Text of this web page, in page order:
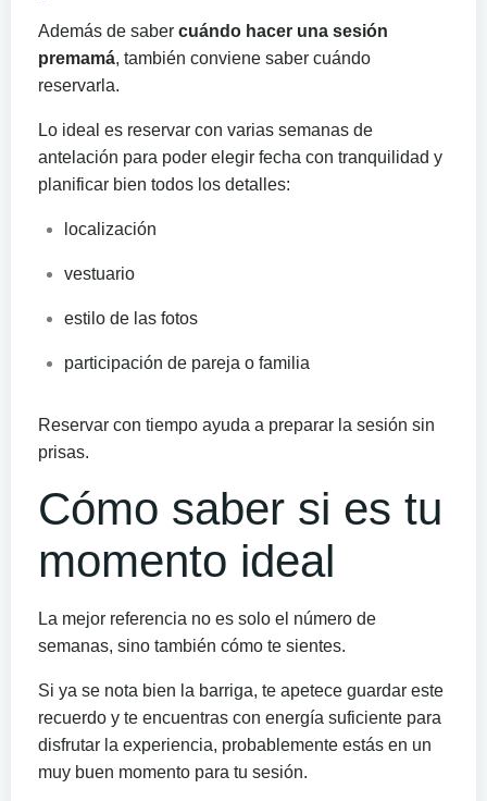
Además de saber cuándo hacer una sesión
premamá, también conviene saber cuándo
reservarla.
Lo ideal es reservar con varias semanas de
antelación para poder elegir fecha con tranquilidad y
planificar bien todos los detalles:
localización
vestuario
estilo de las fotos
participación de pareja o familia
Reservar con tiempo ayuda a preparar la sesión sin
prisas.
Cómo saber si es tu
momento ideal
La mejor referencia no es solo el número de
semanas, sino también cómo te sientes.
Si ya se nota bien la barriga, te apetece guardar este
recuerdo y te encuentras con energía suficiente para
disfrutar la experiencia, probablemente estás en un
muy buen momento para tu sesión.